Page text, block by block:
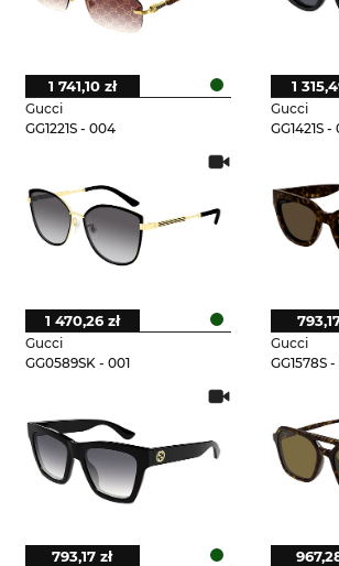
Gucci
GG1221S - 004
1 741,10 zł
Gucci
GG1421S -
1
Gucci
GG0589SK - 001
1 470,26 zł
Gucci
GG1578S
793,17 zł